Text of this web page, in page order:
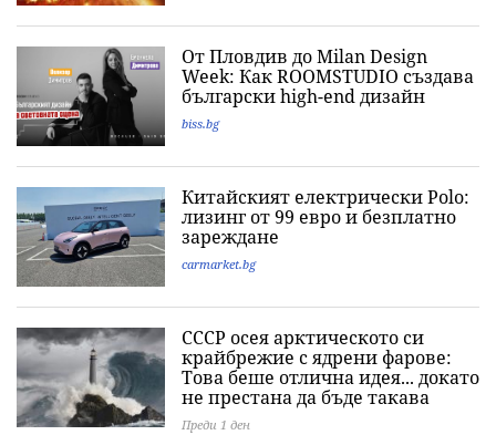
От Пловдив до Milan Design
Week: Как ROOMSTUDIO създава
български high-end дизайн
biss.bg
Китайският електрически Polo:
лизинг от 99 евро и безплатно
зареждане
carmarket.bg
СССР осея арктическото си
крайбрежие с ядрени фарове:
Това беше отлична идея... докато
не престана да бъде такава
Преди 1 ден